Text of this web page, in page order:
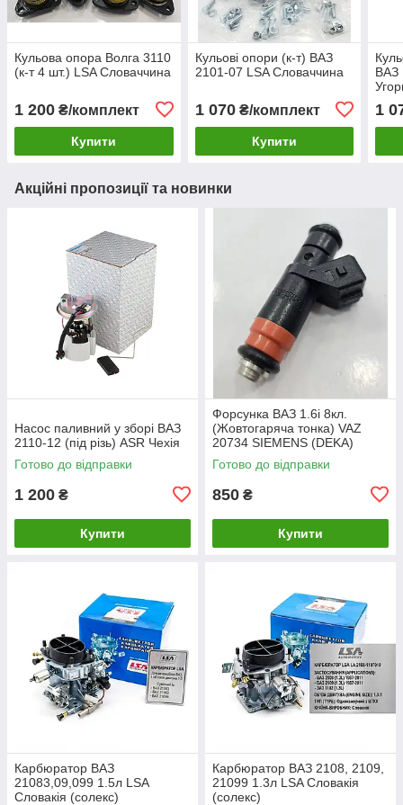
Кульова опора Волга 3110
(к-т 4 шт.) LSA Словаччина
1 200 ₴/комплект
Купити
Кульові опори (к-т) ВАЗ
2101-07 LSA Словаччина
1 070₴/комплект
Купити
ВАЗ
1
Акційні пропозиції та новинки
Насос паливний у зборі ВАЗ
2110-12 (під різь) ASR Чехія
Готово до відправки
1 200 ₴
Купити
Форсунка ВАЗ 1.6i 8кл.
(Жовтогаряча тонка) VAZ
20734 SIEMENS (DEKA)
Готово до відправки
850 ₴
Купити
Карбюратор ВАЗ
21083,09,099 1.5л LSA
Словакія (солекс)
Карбюратор ВАЗ 2108, 2109,
21099 1.3л LSA Словакія
(солекс)